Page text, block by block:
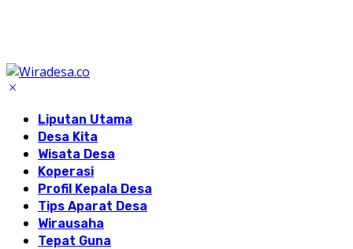
Liputan Utama
Desa Kita
Wisata Desa
Koperasi
Profil Kepala Desa
Tips Aparat Desa
Wirausaha
Tepat Guna